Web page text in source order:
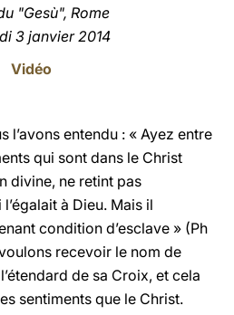
"Gesù", Rome
3 janvier 2014
Vidéo
l’avons entendu : « Ayez entre
qui sont dans le Christ
divine, ne retint pas
à Dieu. Mais il
condition d’esclave » (Ph
recevoir le nom de
de sa Croix, et cela
sentiments que le Christ.